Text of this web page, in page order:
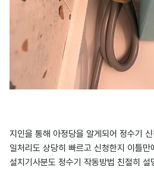
지인을 통해 아정당을 알게되어 정수기
일처리도 상당히 빠르고 신청한지 이틀만
설치기사분도 정수기 작동방법 친절히 설